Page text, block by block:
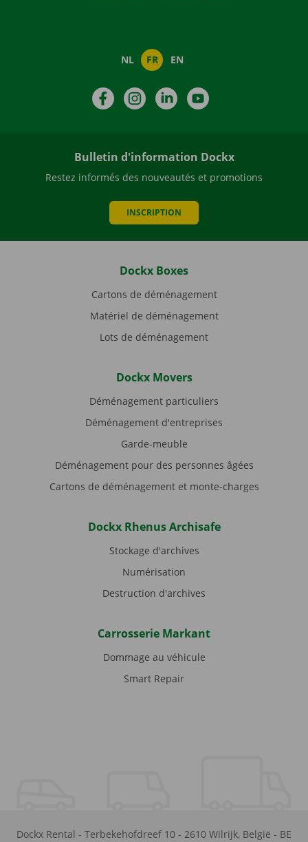
NL FR EN
FacebookInstagramLinkedIn
Bulletin d'information Dockx
Restez informés des nouveautés et promotions
INSCRIPTION
Dockx Boxes
Cartons de déménagement
Matériel de déménagement
Lots de déménagement
Dockx Movers
Déménagement particuliers
Déménagement d'entreprises
Garde-meuble
Déménagement pour des personnes âgées
Cartons de déménagement et monte-charges
Dockx Rhenus Archisafe
Stockage d'archives
Numérisation
Destruction d'archives
Carrosserie Markant
Dommage au véhicule
Smart Repair
Dockx Rental - Terbekehofdreef 10 - 2610 Wilrijk, België - BE